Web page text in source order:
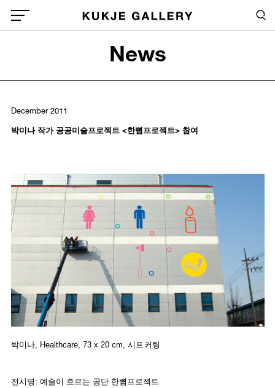
Skip to main content
Global Menu Open Button
News
December 2011
박미나 작가 공공미술프로젝트 <한뼘프로젝트> 참여
박미나, Healthcare, 73 x 20 cm, 시트커팅
전시명: 예술이 흐르는 공단 한뼘프로젝트